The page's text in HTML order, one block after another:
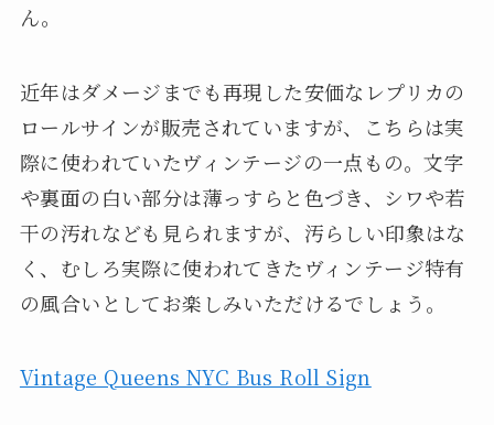
ん。
近年はダメージまでも再現した安価なレプリカの
ロールサインが販売されていますが、こちらは実
際に使われていたヴィンテージの一点もの。文字
や裏面の白い部分は薄っすらと色づき、シワや若
干の汚れなども見られますが、汚らしい印象はな
く、むしろ実際に使われてきたヴィンテージ特有
の風合いとしてお楽しみいただけるでしょう。
Vintage Queens NYC Bus Roll Sign